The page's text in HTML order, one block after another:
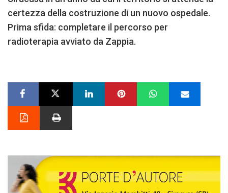
certezza della costruzione di un nuovo ospedale.
Prima sfida: completare il percorso per
radioterapia avviato da Zappia.